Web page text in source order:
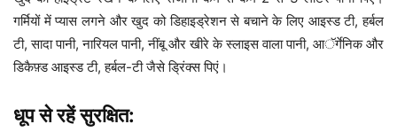
गर्मियों में प्यास लगने और खुद को डिहाइड्रेशन से बचाने के लिए आइस्ड टी, हर्बल
टी, सादा पानी, नारियल पानी, नींबू और खीरे के स्लाइस वाला पानी, आॅर्गेनिक और
डिकैफ़्ड आइस्ड टी, हर्बल-टी जैसे ड्रिंक्स पिएं।
धूप से रहें सुरक्षित: